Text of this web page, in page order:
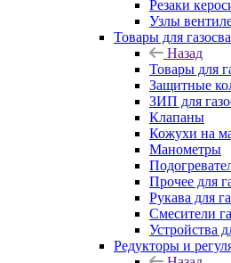
Резаки
Узлы
Товары для
Назад
Товары для
Защитные
ЗИП для
Клапаны
Кожухи на
Манометры
Прочее для
Рукава для
Смесители
Устройства
Редукторы и